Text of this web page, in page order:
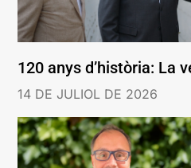
120 anys d’història: La
14 DE JULIOL DE 2026